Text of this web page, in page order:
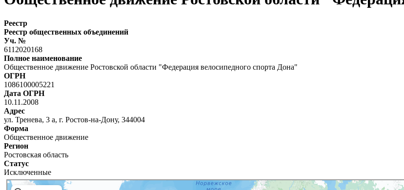
Реестр
Реестр общественных объединений
Уч. №
6112020168
Полное наименование
Общественное движение Ростовской области "Федерация велосипедного спорта Дона"
ОГРН
1086100005221
Дата ОГРН
10.11.2008
Адрес
ул. Тренева, 3 а, г. Ростов-на-Дону, 344004
Форма
Общественное движение
Регион
Ростовская область
Статус
Исключенные